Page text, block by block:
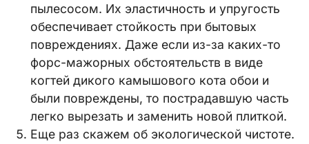
пылесосом. Их эластичность и упругость
обеспечивает стойкость при бытовых
повреждениях. Даже если из-за каких-то
форс-мажорных обстоятельств в виде
когтей дикого камышового кота обои и
были повреждены, то пострадавшую часть
легко вырезать и заменить новой плиткой.
Еще раз скажем об экологической чистоте.